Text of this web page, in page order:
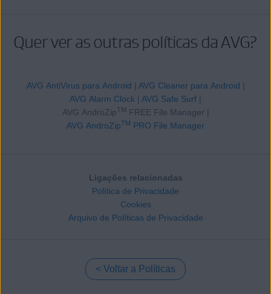
Quer ver as outras políticas da AVG?
AVG AntiVirus para Android | AVG Cleaner para Android |
AVG Alarm Clock | AVG Safe Surf |
AVG AndroZipTM FREE File Manager |
AVG AndroZipTM PRO File Manager
Ligações relacionadas
Política de Privacidade
Cookies
Arquivo de Políticas de Privacidade
Voltar a Políticas